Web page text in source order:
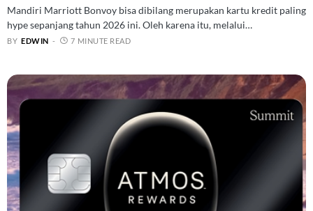
Mandiri Marriott Bonvoy bisa dibilang merupakan kartu kredit paling
hype sepanjang tahun 2026 ini. Oleh karena itu, melalui…
BY EDWIN 7 MINUTE READ